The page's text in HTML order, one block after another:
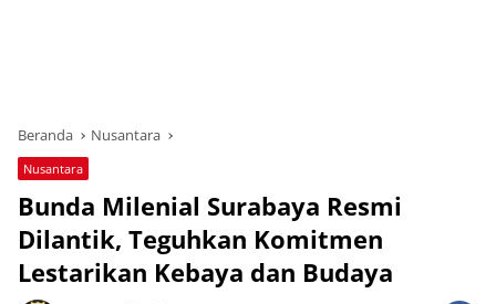
Beranda Nusantara
Nusantara
Bunda Milenial Surabaya Resmi
Dilantik, Teguhkan Komitmen
Lestarikan Kebaya dan Budaya